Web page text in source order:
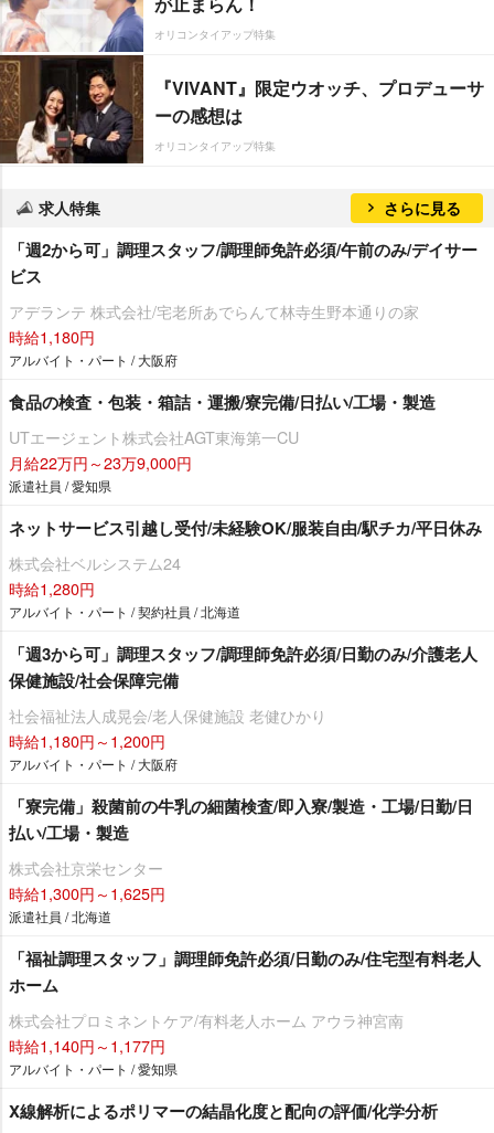
オリコンタイアップ特集
『VIVANT』限定ウオッチ、プロデューサ
ーの感想は
オリコンタイアップ特集
求人特集 さらに見る
「週2から可」調理スタッフ/調理師免許必須/午前のみ/デイサー
ビス
アデランテ 株式会社/宅老所あでらんて林寺生野本通りの家
時給1,180円
アルバイト・パート / 大阪府
食品の検査・包装・箱詰・運搬/寮完備/日払い/工場・製造
UTエージェント株式会社AGT東海第一CU
月給22万円～23万9,000円
派遣社員 / 愛知県
ネットサービス引越し受付/未経験OK/服装自由/駅チカ/平日休み
株式会社ベルシステム24
時給1,280円
アルバイト・パート / 契約社員 / 北海道
「週3から可」調理スタッフ/調理師免許必須/日勤のみ/介護老人
保健施設/社会保障完備
社会福祉法人成晃会/老人保健施設 老健ひかり
時給1,180円～1,200円
アルバイト・パート / 大阪府
「寮完備」殺菌前の牛乳の細菌検査/即入寮/製造・工場/日勤/日
払い/工場・製造
株式会社京栄センター
時給1,300円～1,625円
派遣社員 / 北海道
「福祉調理スタッフ」調理師免許必須/日勤のみ/住宅型有料老人
ホーム
株式会社プロミネントケア/有料老人ホーム アウラ神宮南
時給1,140円～1,177円
アルバイト・パート / 愛知県
X線解析によるポリマーの結晶化度と配向の評価/化学分析